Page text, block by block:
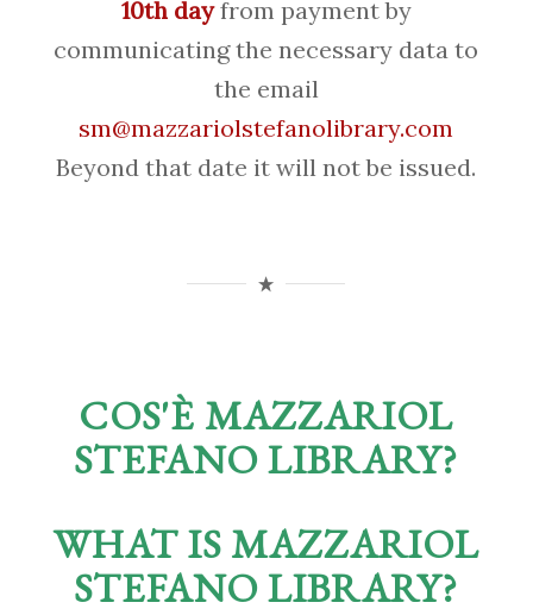
10th dayfrom payment by
communicating the necessary data to
the email
sm@mazzariolstefanolibrary.com
Beyond that date it will not be issued.
COS'È MAZZARIOL
STEFANO LIBRARY?
WHAT IS MAZZARIOL
STEFANO LIBRARY?